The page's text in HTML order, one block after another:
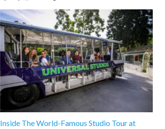
Inside The World-Famous Studio Tour at